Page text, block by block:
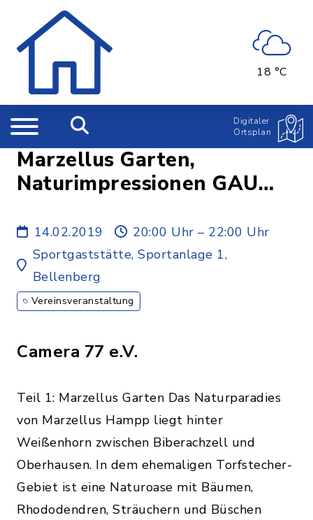
18 °C
Digitaler
Ortsplan
Marzellus Garten,
Naturimpressionen GAU
14.02.2019
20:00 Uhr – 22:00 Uhr
Sportgaststätte, Sportanlage 1,
Bellenberg
Vereinsveranstaltung
Camera 77 e.V.
Teil 1: Marzellus Garten Das Naturparadies
von Marzellus Hampp liegt hinter
Weißenhorn zwischen Biberachzell und
Oberhausen. In dem ehemaligen Torfstecher-
Gebiet ist eine Naturoase mit Bäumen,
Rhododendren, Sträuchern und Büschen